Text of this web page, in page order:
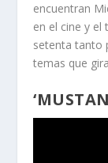
encuentran
en el cine y
setenta tanto
temas que